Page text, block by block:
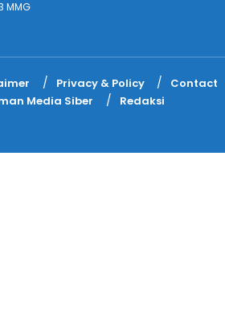
MMG
Privacy & Policy
Contact
Media Siber
Redaksi